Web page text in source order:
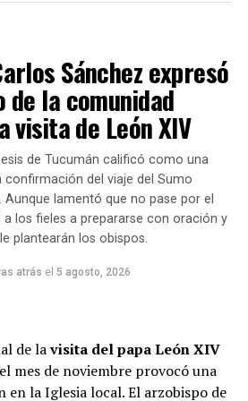
de esta manera”, detalló el
Luis Ibáñez, quien recorrió cada
Turismo, Sebastián
esta acción responde a un
se realizará inicialmente en
veraniegas y zonas
bregar por estos espacios es de
un lado, porque significa
y el agua. Y, por otro,
que algunos
personales con negocios
Giobellina.
Sánchez expresó
la comunidad
de León XIV
de Tucumán calificó como una
confirmación del viaje del Sumo
lamentó que no pase por el
los fieles a prepararse con oración y
plantearán los obispos.
atrás el 5 agosto, 2026
de lavisita del papa León XIV
mes de noviembre provocó una
la Iglesia local. El arzobispo de